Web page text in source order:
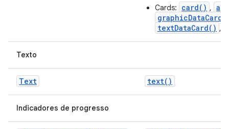
Cards: card() ,
textDataCard() ,
Texto
Text text()
Indicadores de progresso